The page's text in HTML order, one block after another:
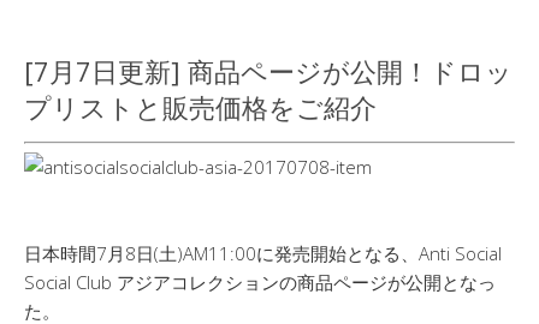
[7月7日更新] 商品ページが公開！ドロッ
プリストと販売価格をご紹介
日本時間7月8日(土)AM11:00に発売開始となる、Anti Social
Social Club アジアコレクションの商品ページが公開となっ
た。